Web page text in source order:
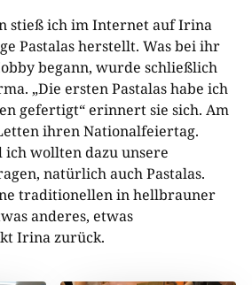
stieß ich im Internet auf Irina
Pastalas herstellt. Was bei ihr
begann, wurde schließlich
„Die ersten Pastalas habe ich
gefertigt“ erinnert sie sich. Am
ihren Nationalfeiertag.
ich wollten dazu unsere
natürlich auch Pastalas.
traditionellen in hellbrauner
anderes, etwas
Irina zurück.